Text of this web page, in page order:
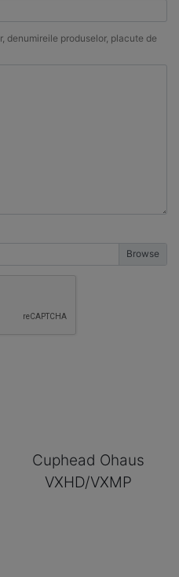
denumireile produselor, placute de
Cuphead Ohaus
VXHD/VXMP